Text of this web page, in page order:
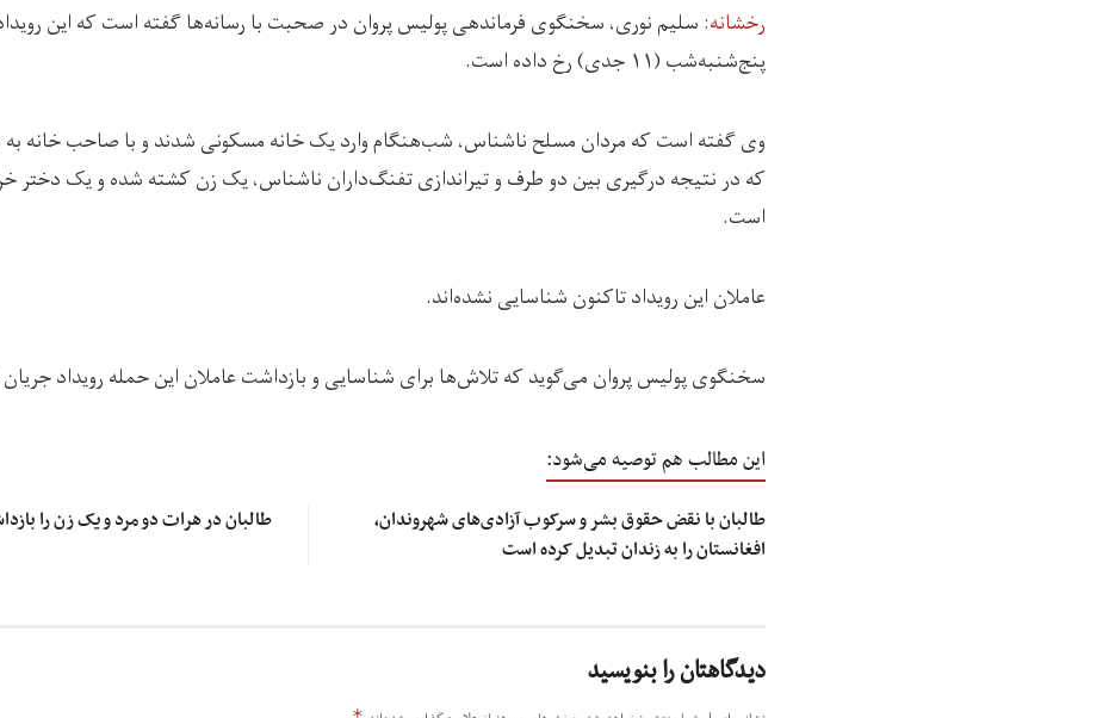
رخشانه:
پنج‌شنبه‌شب (۱۱ جدی) رخ داده است.
وی گفته است که مردان مسلح ناشناس، شب‌هنگام وارد یک خانه مسکونی شدند و با صاحب خانه به
که در نتیجه درگیری بین دو طرف و تیراندازی تفنگ‌داران ناشناس، یک زن کشته شده و یک دختر
است.
عاملان این رویداد تاکنون شناسایی نشده‌ا‌ند.
سخنگوی پولیس پروان می‌گوید که تلاش‌ها برای شناسایی و بازداشت عاملان این حمله رویداد جریان
این مطالب هم توصیه می‌شود:
طالبان با نقض حقوق بشر و سرکوب آزادی‌های شهروندان،
افغانستان را به زندان تبدیل کرده است
طالبان در هرات دو مرد و یک زن را
دیدگاهتان را بنویسید